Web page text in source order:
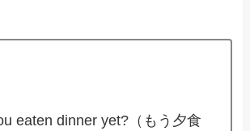
eaten dinner yet?（もう夕食